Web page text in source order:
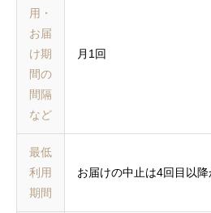
用・
お届
け期
間の
間隔
など
月1回
最低
利用
期間
お届けの中止は4回目以降